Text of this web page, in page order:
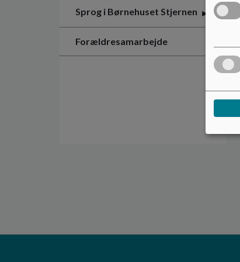
Sprog i Børnehuset Stjernen
Forældresamarbejde